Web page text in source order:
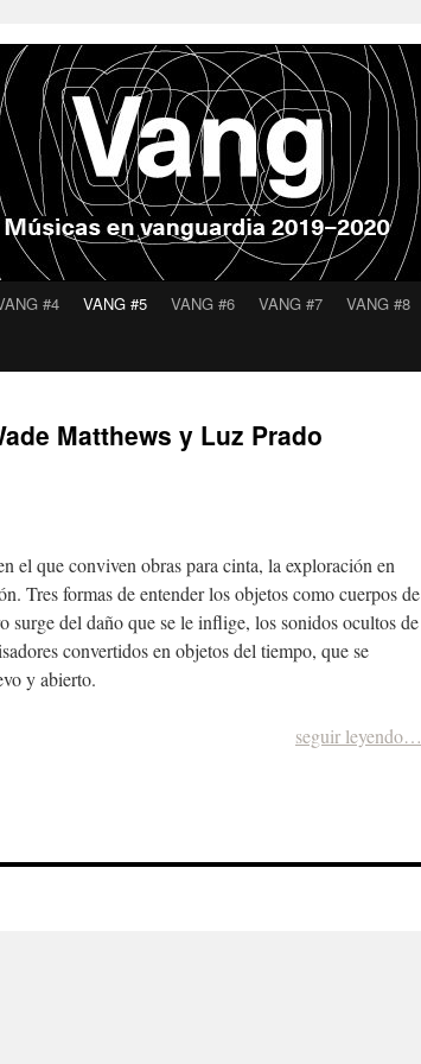
#4 VANG #5 VANG #6 VANG #7 VANG #8
Matthews y Luz Prado
el que conviven obras para cinta, la exploración en
Tres formas de entender los objetos como cuerpos de
del daño que se le inflige, los sonidos ocultos de
convertidos en objetos del tiempo, que se
y abierto.
seguir leyendo…